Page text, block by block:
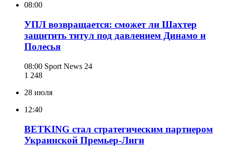
08:00
УПЛ возвращается: сможет ли Шахтер
защитить титул под давлением Динамо и
Полесья
08:00 Sport News 24
1 248
28 июля
12:40
BETKING стал стратегическим партнером
Украинской Премьер-Лиги